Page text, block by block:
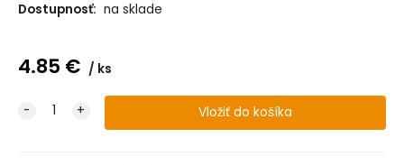
Dostupnosť: na sklade
4.85 € ks